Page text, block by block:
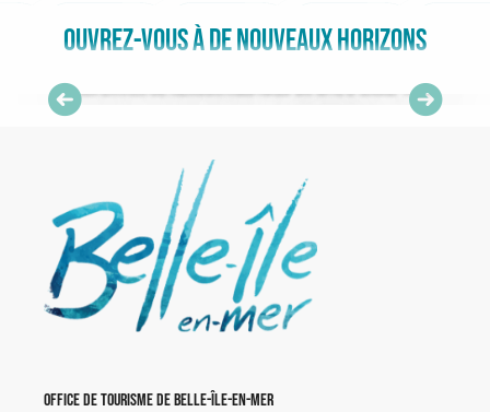
OUVREZ-VOUS À DE NOUVEAUX HORIZONS
Mes envies de rencontres avec un site d’exception
Office de Tourisme de Belle-Île-en-Mer